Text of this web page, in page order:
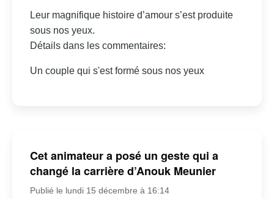
Leur magnifique histoire d’amour s’est produite
sous nos yeux.
Détails dans les commentaires:
Un couple qui s'est formé sous nos yeux
Cet animateur a posé un geste qui a
changé la carrière d’Anouk Meunier
Publié le lundi 15 décembre à 16:14